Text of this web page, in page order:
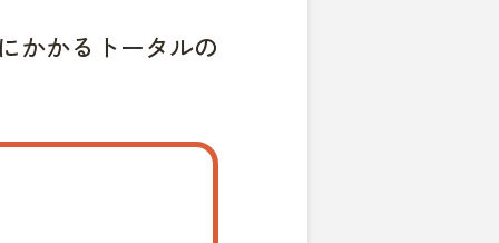
かかるトータルの